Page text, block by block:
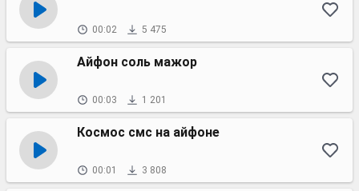
00:02 5 475
Айфон соль мажор
00:03 1 201
Космос смс на айфоне
00:01 3 808